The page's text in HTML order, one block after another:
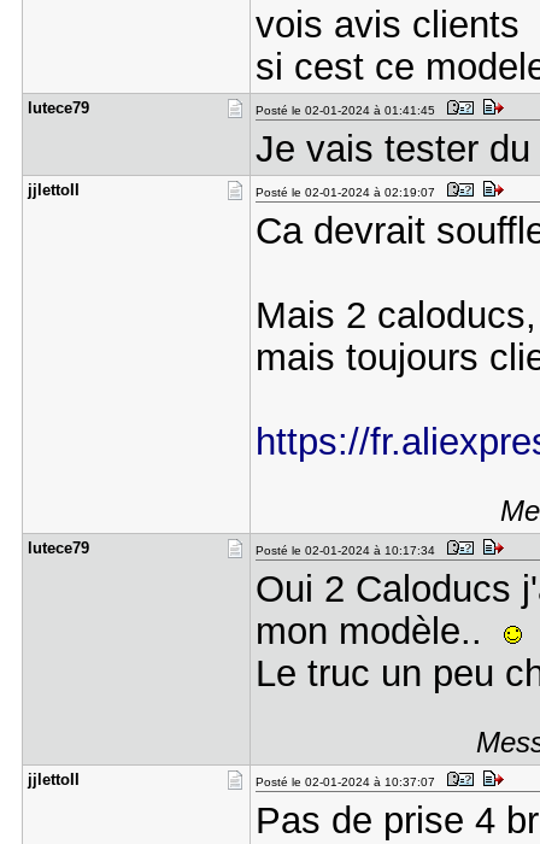
vois avis clients
si cest ce
lutece79 Posté le 02-01-2024 à 01:41:45
Je vais tester
jjlettoII Posté le 02-01-2024 à 02:19:07
Ca devrait
Mais 2
mais toujours
https://
lutece79 Posté le 02-01-2024 à 10:17:34
Oui 2 Caloducs
mon modèle..
Le truc un peu
jjlettoII Posté le 02-01-2024 à 10:37:07
Pas de prise 4